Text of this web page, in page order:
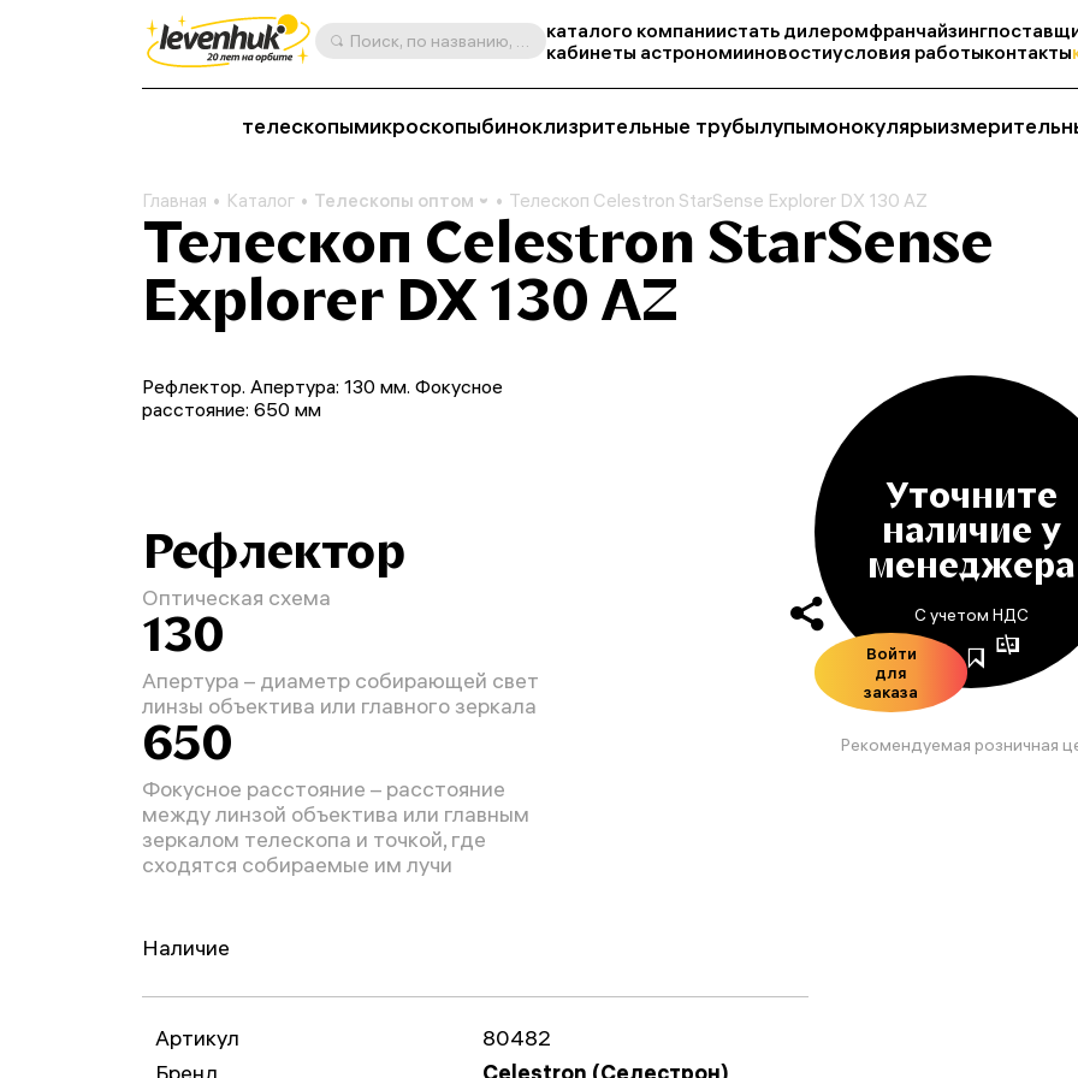
Поиск, по названию, артикулу, категории и др. каталого компаниистать дилеромфранчайзинг
кабинеты астрономииновостиусловия работыконтакты
телескопымикроскопыбиноклизрительные трубылупымонокуляры
Главная Каталог Телескопы оптом Телескоп Celestron StarSense Explorer DX 130 AZ
Телескоп Celestron StarSense
Explorer DX 130 AZ
Уточните
наличие у
менеджера
С учетом НДС
Войти
для
заказа
Рекомендуемая розничная
Рефлектор. Апертура: 130 мм. Фокусное
расстояние: 650 мм
Рефлектор
Оптическая схема
130
Апертура – диаметр собирающей свет
линзы объектива или главного зеркала
650
Фокусное расстояние – расстояние
между линзой объектива или главным
зеркалом телескопа и точкой, где
сходятся собираемые им лучи
Наличие
Артикул
80482